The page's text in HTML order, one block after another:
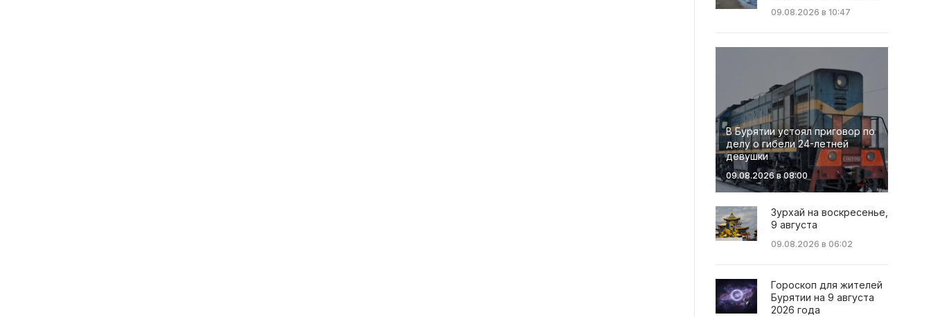
09.08.2026 в 10:47
В Бурятии устоял приговор по
делу о гибели 24-летней
девушки
09.08.2026 в 08:00
Зурхай на воскресенье,
9 августа
09.08.2026 в 06:02
Гороскоп для жителей
Бурятии на 9 августа
2026 года